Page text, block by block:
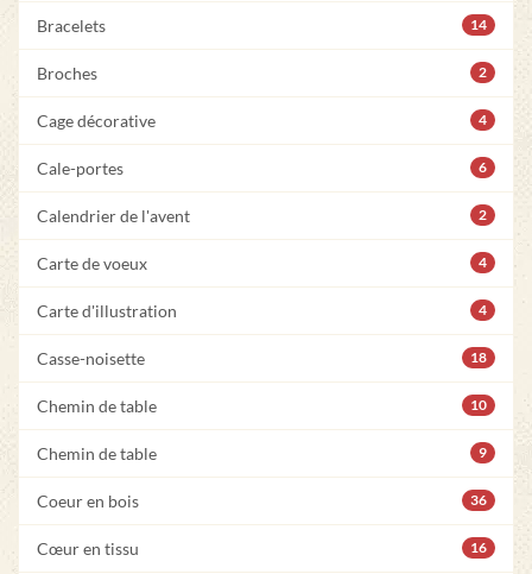
Bracelets 14
Broches 2
Cage décorative 4
Cale-portes 6
Calendrier de l'avent 2
Carte de voeux 4
Carte d'illustration 4
Casse-noisette 18
Chemin de table 10
Chemin de table 9
Coeur en bois 36
Cœur en tissu 16